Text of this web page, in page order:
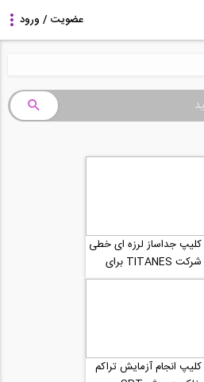
کلیپ جداساز لرزه ای خطی
شرکت TITANES برای
جداسازی ارتعاشی کف ها و
کلیپ انجام آزمایش تراکم